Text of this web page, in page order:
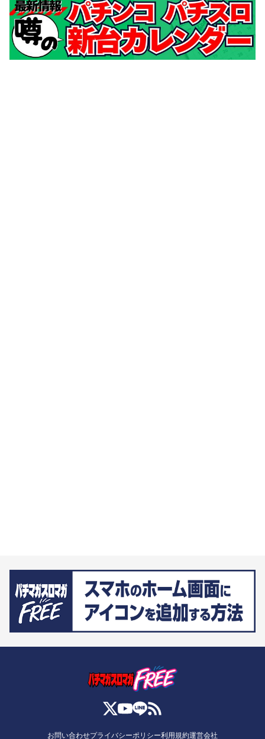
お問い合わせプライバシーポリシー利用規約運営会社